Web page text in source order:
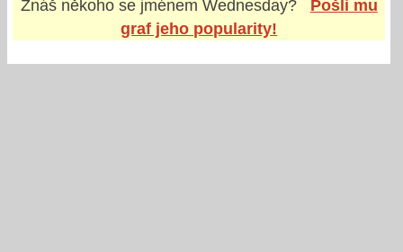
Znáš někoho se jménem Wednesday?
Pošli mu
graf jeho popularity!